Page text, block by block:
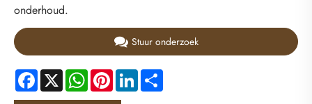
onderhoud.
Stuur onderzoek
Facebook
X WhatsApp
PinterestLinkedIn